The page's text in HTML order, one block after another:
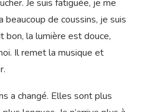
que nous traversons,
de vision n’existe pas, je me
presqu’en clair-obscur.
me demande dans quelle
de coussins, je suis